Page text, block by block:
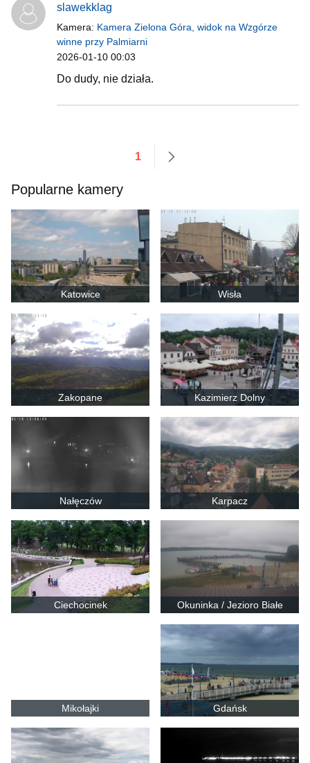
slawekklag
Kamera: Kamera Zielona Góra, widok na Wzgórze
winne przy Palmiarni
2026-01-10 00:03
Do dudy, nie działa.
1
Popularne kamery
Katowice Wisła
Zakopane Kazimierz Dolny
Nałęczów Karpacz
Ciechocinek Okuninka / Jezioro Białe
Mikołajki Gdańsk